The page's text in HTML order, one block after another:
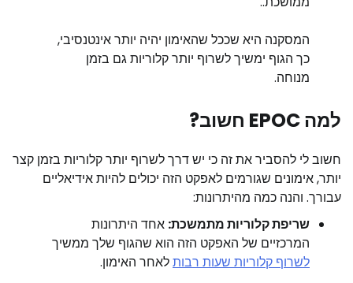
המסקנה היא שככל שהאימון יהיה יותר אינטנסיבי,
כך הגוף ימשיך לשרוף יותר קלוריות גם בזמן
מנוחה.
למה EPOC חשוב?
חשוב לי להסביר את זה כי יש דרך לשרוף יותר קלוריות בזמן קצר
יותר, אימונים שגורמים לאפקט הזה יכולים להיות אידיאליים
עבורך. והנה כמה מהיתרונות:
שריפת קלוריות מתמשכת: אחד היתרונות
המרכזיים של האפקט הזה הוא שהגוף שלך ממשיך
לשרוף קלוריות שעות רבותלאחר האימון.